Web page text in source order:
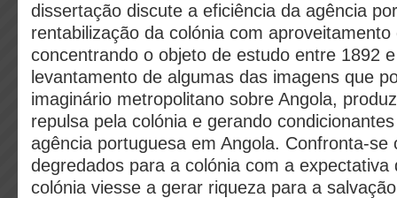
dissertação discute a eficiência da agência
rentabilização da colónia com
concentrando o objeto de estudo entre 1892
levantamento de algumas das imagens que
imaginário metropolitano sobre Angola,
repulsa pela colónia e gerando
agência portuguesa em Angola. Confronta-se
degredados para a colónia com a expectativa
colónia viesse a gerar riqueza para a